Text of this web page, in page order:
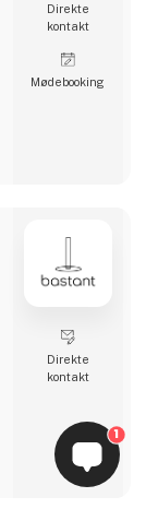
Direkte
kontakt
Møde­booking
Direkte
kontakt
1